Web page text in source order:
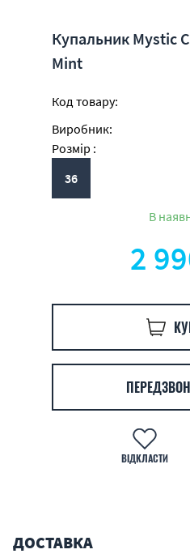
Купальник Mystic
Mint
Код товару:
Виробник:
Розмір :
36
В
2
ВІДКЛАСТИ
ДОСТАВКА